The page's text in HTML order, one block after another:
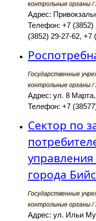
контрольные органы
Адрес:
Телефон: +7 (3852)
(3852) 29-27-62, +7
Государственные
контрольные органы
Адрес: ул. 8
Телефон: +7
Сектор по
города
Государственные
контрольные органы
Адрес: ул. Ильи